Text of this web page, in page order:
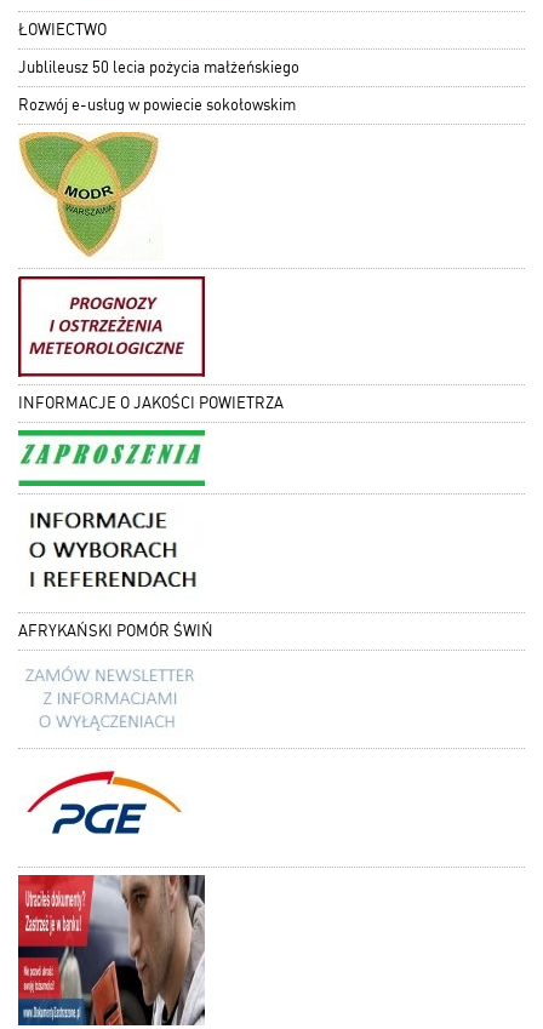
ŁOWIECTWO
Jublileusz 50 lecia pożycia małżeńskiego
Rozwój e-usług w powiecie sokołowskim
INFORMACJE O JAKOŚCI POWIETRZA
AFRYKAŃSKI POMÓR ŚWIŃ